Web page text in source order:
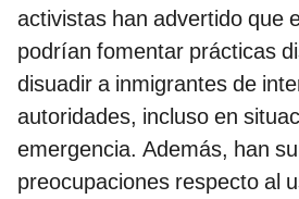
activistas han advertido que
podrían fomentar prácticas
disuadir a inmigrantes de
autoridades, incluso en
emergencia. Además, han
preocupaciones respecto al